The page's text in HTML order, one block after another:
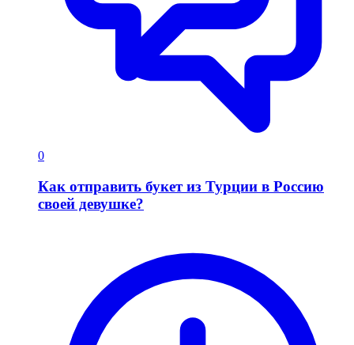
0
Как отправить букет из Турции в Россию
своей девушке?